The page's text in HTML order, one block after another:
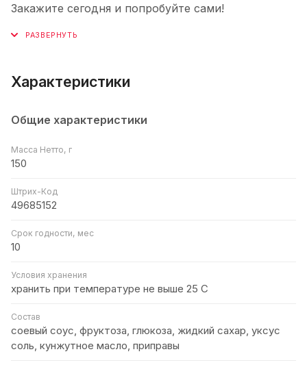
Закажите сегодня и попробуйте сами!
Характеристики
Общие характеристики
Масса Нетто, г
150
Штрих-Код
49685152
Срок годности, мес
10
Условия хранения
хранить при температуре не выше 25 С
Состав
соевый соус, фруктоза, глюкоза, жидкий сахар, уксус
соль, кунжутное масло, приправы